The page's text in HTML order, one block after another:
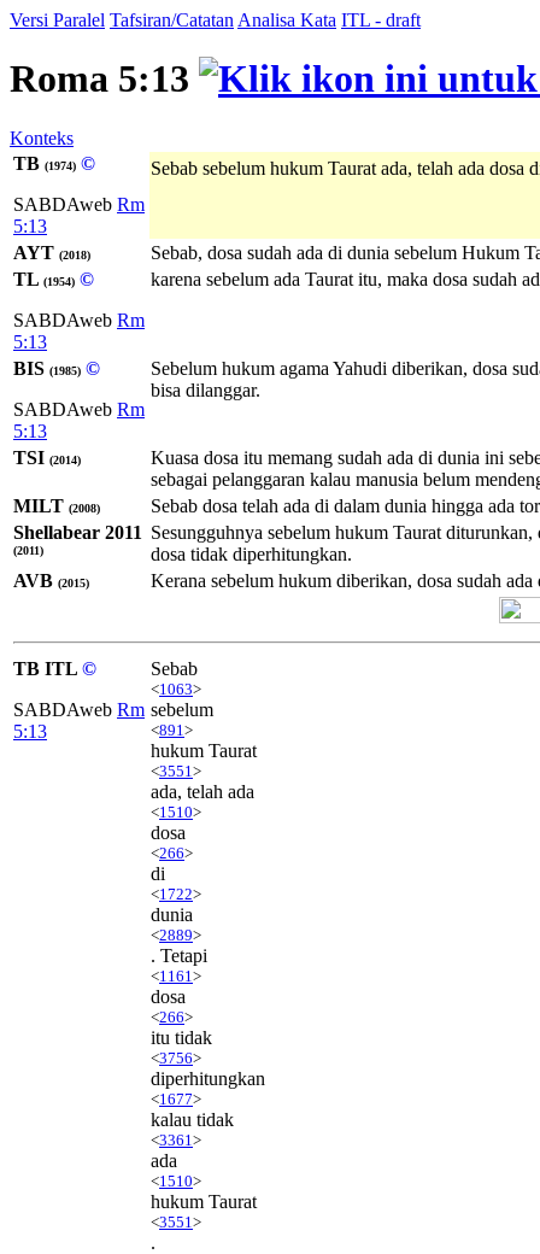
Versi Paralel Tafsiran/Catatan Analisa Kata ITL - draft
Roma 5:13
Konteks
TB (1974) ©
SABDAweb Rm
5:13
Sebab sebelum hukum Taurat ada, telah ada
AYT (2018)
Sebab, dosa sudah ada di dunia sebelum Hukum
TL (1954) ©
SABDAweb Rm
5:13
karena sebelum ada Taurat itu, maka dosa sudah
BIS (1985) ©
SABDAweb Rm
5:13
Sebelum hukum agama Yahudi diberikan, dosa
bisa dilanggar.
TSI (2014)
Kuasa dosa itu memang sudah ada di dunia ini
sebagai pelanggaran kalau manusia belum
MILT (2008)
Sebab dosa telah ada di dalam dunia hingga ada
Shellabear 2011
(2011)
Sesungguhnya sebelum hukum Taurat
dosa tidak diperhitungkan.
AVB (2015) Kerana sebelum hukum diberikan, dosa sudah
TB ITL ©
SABDAweb Rm
5:13
Sebab
<1063>
sebelum
<891 >
hukum Taurat
<3551 >
ada, telah ada
<1510>
dosa
<266>
di
<1722>
dunia
<2889>
. Tetapi
<1161 >
dosa
<266>
itu tidak
<3756>
diperhitungkan
<1677>
kalau tidak
<3361 >
ada
<1510>
hukum Taurat
<3551 >
.